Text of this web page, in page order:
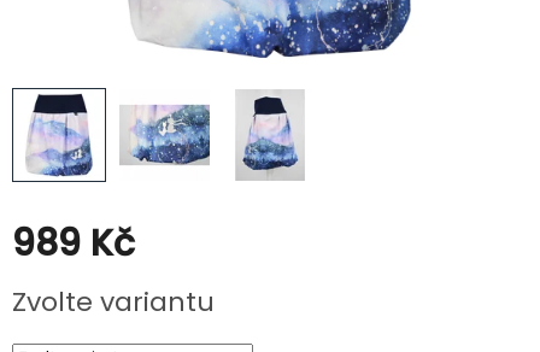
Slevy
989 Kč
cena:
Zvolte variantu